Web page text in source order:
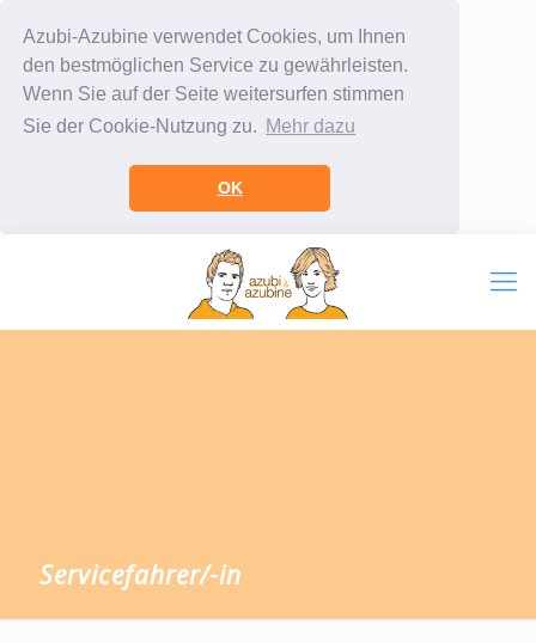
Azubi-Azubine verwendet Cookies, um Ihnen
den bestmöglichen Service zu gewährleisten.
Wenn Sie auf der Seite weitersurfen stimmen
Sie der Cookie-Nutzung zu. Mehr dazu
OK
Servicefahrer/-in